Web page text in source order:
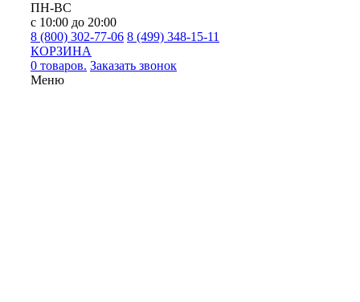
ПН-ВС
с 10:00 до 20:00
8 (800) 302-77-06 8 (499) 348-15-11
КОРЗИНА
0 товаров. Заказать звонок
Меню